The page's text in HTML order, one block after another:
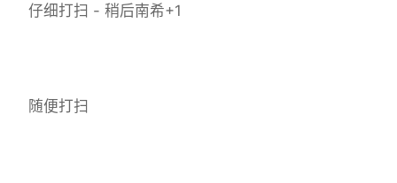
仔细打扫 - 稍后南希+1
随便打扫